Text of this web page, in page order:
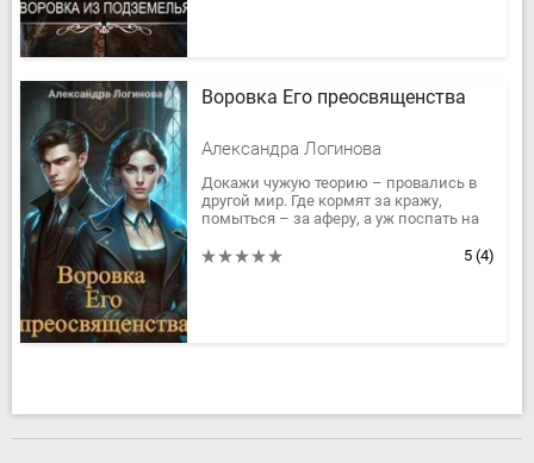
Воровка Его преосвященства
Александра Логинова
Докажи чужую теорию – провались в
другой мир. Где кормят за кражу,
помыться – за аферу, а уж поспать на
грабеж. Не хочешь? Так не...
5 (4)